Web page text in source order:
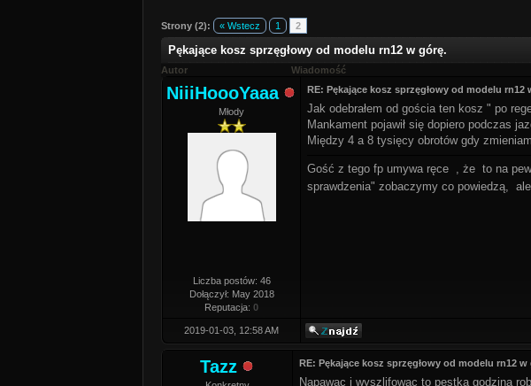
Strony (2): « Wstecz 1 2
Pękające kosz sprzęgłowy od modelu rn12 w górę.
Autor Wiadomość
NiiiHoooYaaa
Młody
Liczba postów: 46
Dołączył: May 2018
Reputacja: 0
RE: Pękające kosz sprzęgłowy od modelu rn12
Jak odebrałem od gościa ten kosz " po
Mankament pojawił się dopiero podczas
Między 4 a 8 tysięcy obrotów gdy
Gość z tego fp umywa ręce , że to na
sprawdzenia" zobaczymy co powiedzą,
2019-01-03, 12:58 AM
Tazz RE: Pękające kosz sprzęgłowy od modelu rn12 w
Napawac i wyszlifowac to pestka godzina